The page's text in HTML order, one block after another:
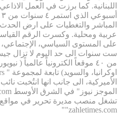
اللبنانية. كما برزت في العمل
المباشر والتغطيات على ارض
عربية ومحلية. وكسرت الرقم
على المستوى السياسي،
ست سنوات الى حد اليوم لا تزال
من ٤٠ موقعاً الكترونياً عالمياً (
الأميركية، الى جانب انها انتُخبت
"zahletimes.com"